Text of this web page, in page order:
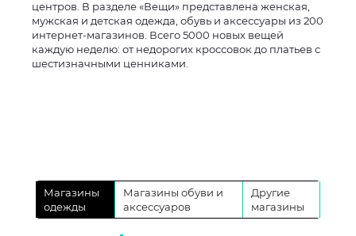
центров. В разделе «Вещи» представлена женская,
мужская и детская одежда, обувь и аксессуары из 200
интернет-магазинов. Всего 5000 новых вещей
каждую неделю: от недорогих кроссовок до платьев с
шестизначными ценниками.
Магазины
одежды
Магазины обуви и
аксессуаров
Другие
магазины